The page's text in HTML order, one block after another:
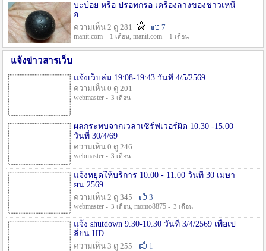
บะป่อย หรือ ปรอทกรอ เครื่องลางของชาวเหนื
อ
ความเห็น 2 ดู 281
7
manit.com - 1 เดือน, manit.com - 1 เดือน
แจ้งข่าวสารเว็บ
แจ้งเว็บล่ม 19:08-19:43 วันที่ 4/5/2569
ความเห็น 0 ดู 201
webmaster - 3 เดือน
ผลกระทบจากเวลาเซิร์ฟเวอร์ผิด 10:30 -15:00
วันที่ 30/4/69
ความเห็น 0 ดู 246
webmaster - 3 เดือน
แจ้งหยุดให้บริการ 10:00 - 11:00 วันที่ 30 เมษา
ยน 2569
ความเห็น 2 ดู 345
3
webmaster - 3 เดือน, momo8875 - 3 เดือน
แจ้ง shutdown 9.30-10.30 วันที่ 3/4/2569 เพื่อเป
ลี่ยน HD
ความเห็น 3 ดู 255
1